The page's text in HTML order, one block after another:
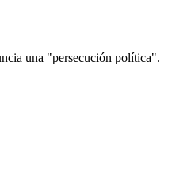
una "persecución política".